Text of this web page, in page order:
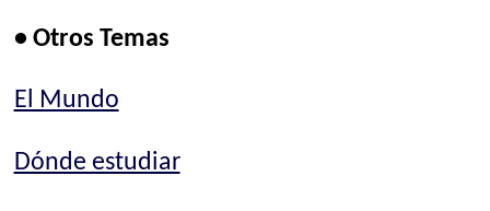
• Otros Temas
El Mundo
Dónde estudiar